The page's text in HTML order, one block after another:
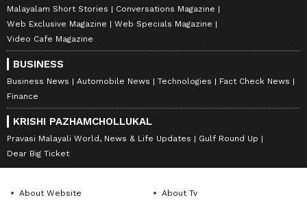
Malayalam Short Stories
Conversations Magazine
Web Exclusive Magazine
Web Specials Magazine
Video Cafe Magazine
BUSINESS
Business News Automobile News Technologies
Fact Check News
Finance
KRISHI PAZHAMCHOLLUKAL
Pravasi Malayali World, News & Life Updates
Gulf Round Up
Dear Big Ticket
About Website About Tv